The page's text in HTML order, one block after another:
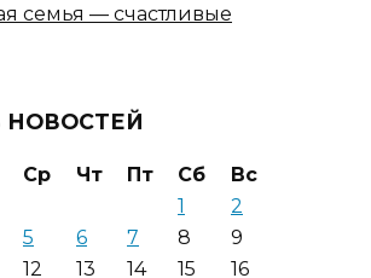
семья — счастливые
НОВОСТЕЙ
Ср Чт Пт Сб
Вс
1
2
5 6 7 8
9
12 13 14 15 16